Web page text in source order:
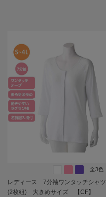
全3色
レディース 7分袖ワンタッチシャツ
(2枚組) 大きめサイズ 【CF】